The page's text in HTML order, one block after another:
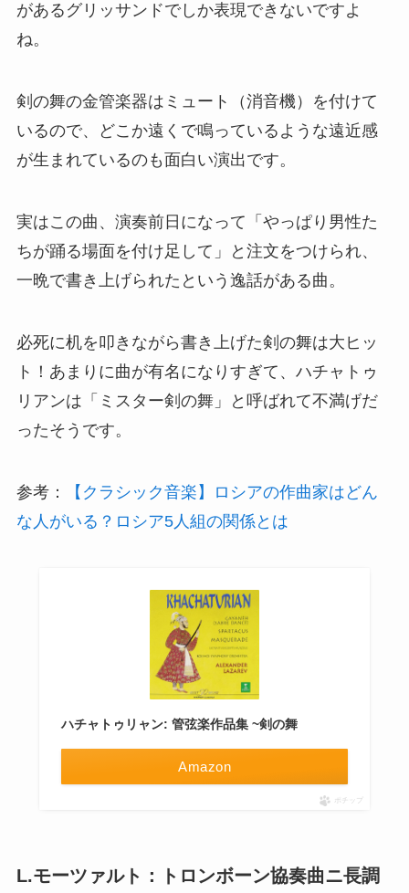
があるグリッサンドでしか表現できないですよ
ね。
剣の舞の金管楽器はミュート（消音機）を付けて
いるので、どこか遠くで鳴っているような遠近感
が生まれているのも面白い演出です。
実はこの曲、演奏前日になって「やっぱり男性た
ちが踊る場面を付け足して」と注文をつけられ、
一晩で書き上げられたという逸話がある曲。
必死に机を叩きながら書き上げた剣の舞は大ヒッ
ト！あまりに曲が有名になりすぎて、ハチャトゥ
リアンは「ミスター剣の舞」と呼ばれて不満げだ
ったそうです。
参考：
【クラシック音楽】ロシアの作曲家はどん
な人がいる？ロシア5人組の関係とは
ハチャトゥリャン: 管弦楽作品集 ~剣の舞
Amazon
ポチップ
L.モーツァルト：トロンボーン協奏曲ニ長調